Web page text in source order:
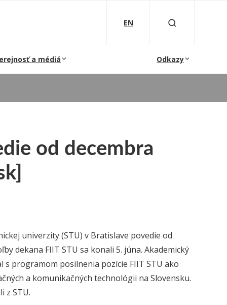
EN
a médiá Odkazy
od decembra
univerzity (STU) v Bratislave povedie od
dekana FIIT STU sa konali 5. júna. Akademický
programom posilnenia pozície FIIT STU ako
a komunikačných technológii na Slovensku.
z STU.